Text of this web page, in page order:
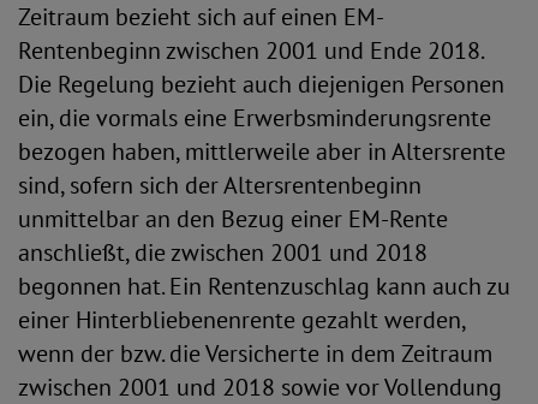
Zeitraum bezieht sich auf einen EM-
Rentenbeginn zwischen 2001 und Ende 2018.
Die Regelung bezieht auch diejenigen Personen
ein, die vormals eine Erwerbsminderungsrente
bezogen haben, mittlerweile aber in Altersrente
sind, sofern sich der Altersrentenbeginn
unmittelbar an den Bezug einer EM-Rente
anschließt, die zwischen 2001 und 2018
begonnen hat. Ein Rentenzuschlag kann auch zu
einer Hinterbliebenenrente gezahlt werden,
wenn der bzw. die Versicherte in dem Zeitraum
zwischen 2001 und 2018 sowie vor Vollendung